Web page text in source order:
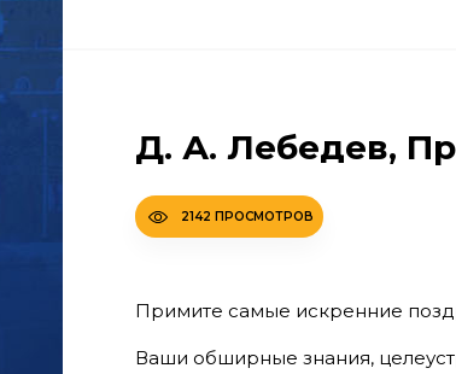
Д. А. Лебедев,
2142 ПРОСМОТРОВ
Примите самые искренние
Ваши обширные знания,